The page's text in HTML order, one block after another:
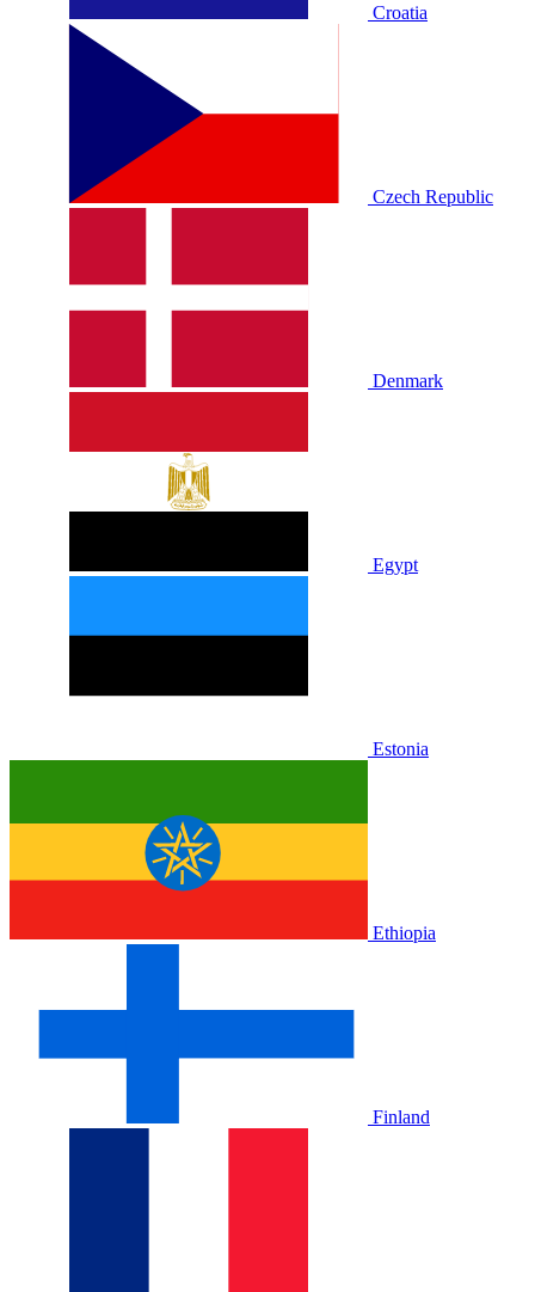
Croatia
Czech Republic
Denmark
Egypt
Estonia
Ethiopia
Finland